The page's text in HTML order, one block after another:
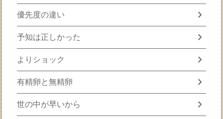
優先度の違い chevron_right
予知は正しかった chevron_right
よりショック chevron_right
有精卵と無精卵 chevron_right
世の中が早いから chevron_right